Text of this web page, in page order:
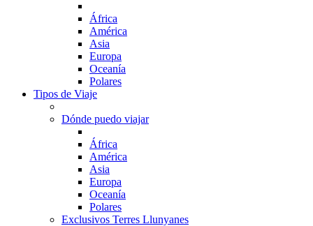
África
América
Asia
Europa
Oceanía
Polares
Tipos de Viaje
Dónde puedo viajar
África
América
Asia
Europa
Oceanía
Polares
Exclusivos Terres Llunyanes